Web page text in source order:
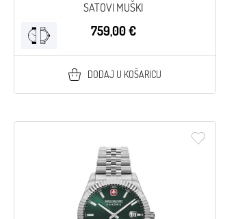
SATOVI MUŠKI
759,00 €
DODAJ U KOŠARICU